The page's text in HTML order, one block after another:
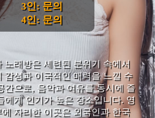
3인: 문의
4인: 문의
노래방은 세련된 분위기 속에서
감성과 이국적인 매력을 느낄 수
간으로, 음악과 여유를 동시에 즐
에게 인기가 높은 장소입니다. 영
자리한 이곳은 외국인과 한국